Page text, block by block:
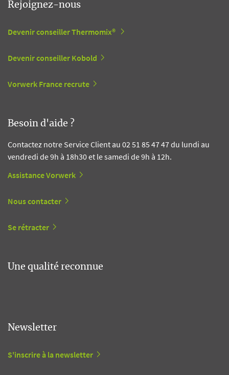
Rejoignez-nous
Devenir conseiller Thermomix®
Devenir conseiller Kobold
Vorwerk France recrute
Besoin d'aide ?
Contactez notre Service Client au 02 51 85 47 47 du lundi au
vendredi de 9h à 18h30 et le samedi de 9h à 12h.
Assistance Vorwerk
Nous contacter
Se rétracter
Une qualité reconnue
Newsletter
S'inscrire à la newsletter